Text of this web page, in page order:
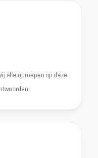
alle oproepen op deze